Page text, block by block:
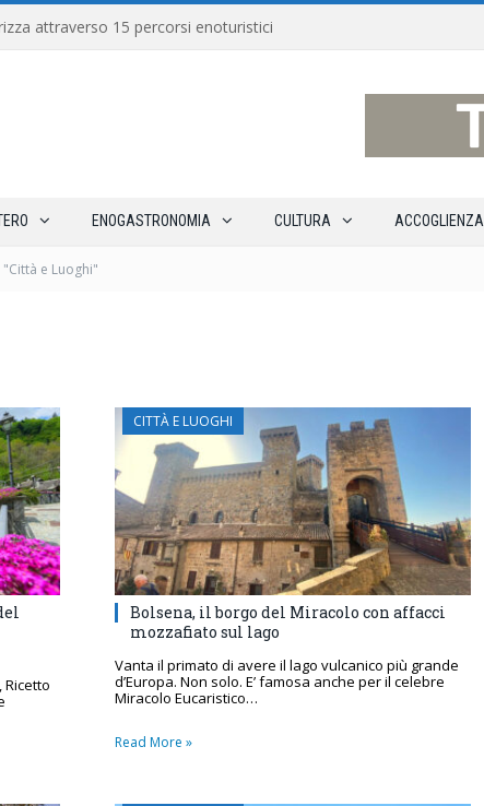
attraverso 15 percorsi enoturistici
ENOGASTRONOMIA CULTURA ACCOGLIENZA
e Luoghi"
Ricetto
CITTÀ E LUOGHI
Bolsena, il borgo del Miracolo con affacci
mozzafiato sul lago
Vanta il primato di avere il lago vulcanico più grande
d’Europa. Non solo. E’ famosa anche per il celebre
Miracolo Eucaristico…
Read More »